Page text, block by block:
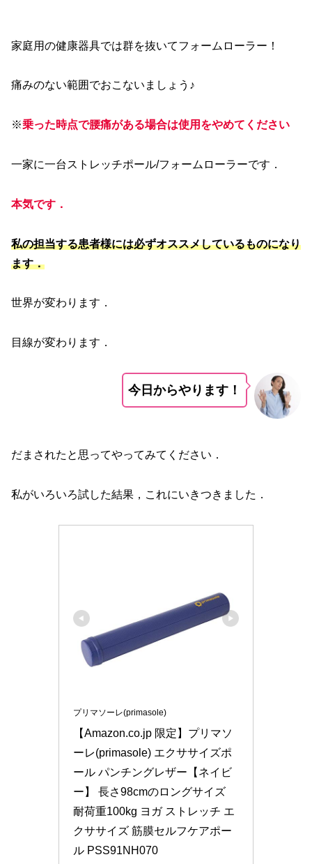
家庭用の健康器具では群を抜いてフォームローラー！
痛みのない範囲でおこないましょう♪
※乗った時点で腰痛がある場合は使用をやめてください
一家に一台ストレッチポール/フォームローラーです．
本気です．
私の担当する患者様には必ずオススメしているものになり
ます．
世界が変わります．
目線が変わります．
今日からやります！
だまされたと思ってやってみてください．
私がいろいろ試した結果，これにいきつきました．
プリマソーレ(primasole)
【Amazon.co.jp 限定】プリマソ
ーレ(primasole) エクササイズポ
ール パンチングレザー【ネイビ
ー】 長さ98cmのロングサイズ
耐荷重100kg ヨガ ストレッチ エ
クササイズ 筋膜セルフケアポー
ル PSS91NH070